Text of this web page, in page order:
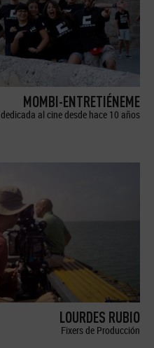
MOMBI-ENTRETIÉNEME
al cine desde hace 10 años
LOURDES RUBIO
Fixers de Producción